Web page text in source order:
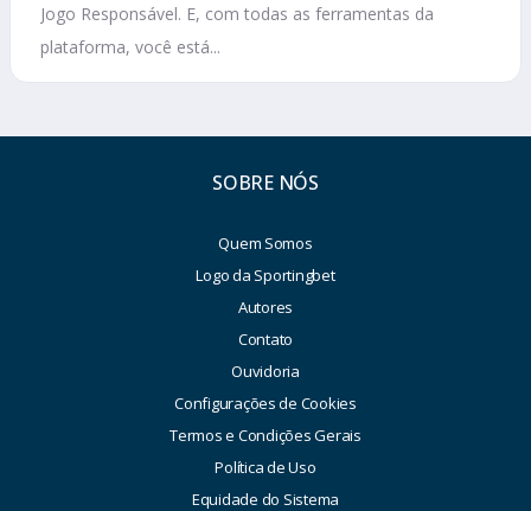
Jogo Responsável. E, com todas as ferramentas da
plataforma, você está...
SOBRE NÓS
Quem Somos
Logo da Sportingbet
Autores
Contato
Ouvidoria
Configurações de Cookies
Termos e Condições Gerais
Política de Uso
Equidade do Sistema